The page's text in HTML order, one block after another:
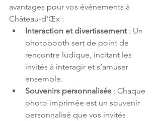
avantages pour vos événements à
Château-d'Œx :
Interaction et divertissement : Un
photobooth sert de point de
rencontre ludique, incitant les
invités à interagir et s’amuser
ensemble.
Souvenirs personnalisés : Chaque
photo imprimée est un souvenir
personnalisé que vos invités